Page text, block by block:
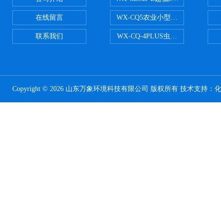
在线留言
联系我们
WX-CQ5农业小型气象站
WX-CQ-4PLUS虫情测报灯
Copyright © 2026 山东万象环境科技有限公司 版权所有 技术支持：